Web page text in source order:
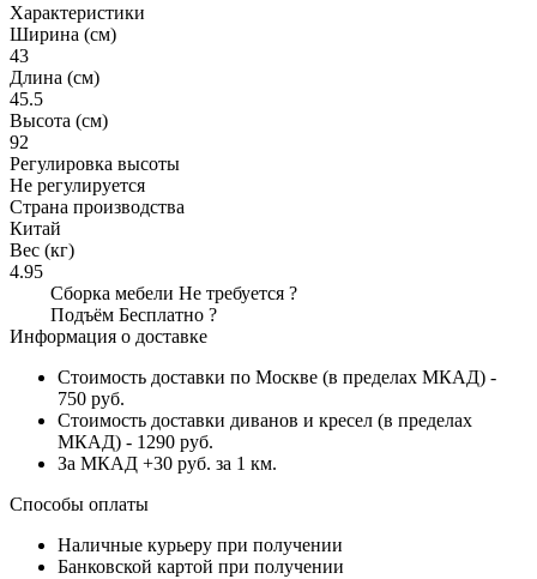
Характеристики
Ширина (см)
43
Длина (см)
45.5
Высота (см)
92
Регулировка высоты
Не регулируется
Страна производства
Китай
Вес (кг)
4.95
Сборка мебели Не требуется ?
Подъём Бесплатно ?
Информация о доставке
Стоимость доставки по Москве (в пределах МКАД) -
750 руб.
Стоимость доставки диванов и кресел (в пределах
МКАД) - 1290 руб.
За МКАД +30 руб. за 1 км.
Способы оплаты
Наличные курьеру при получении
Банковской картой при получении